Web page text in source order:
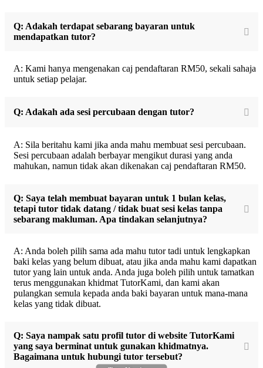
Q: Adakah terdapat sebarang bayaran untuk
mendapatkan tutor?
A: Kami hanya mengenakan caj pendaftaran RM50, sekali sahaja
untuk setiap pelajar.
Q: Adakah ada sesi percubaan dengan tutor?
A: Sila beritahu kami jika anda mahu membuat sesi percubaan.
Sesi percubaan adalah berbayar mengikut durasi yang anda
mahukan, namun tidak akan dikenakan caj pendaftaran RM50.
Q: Saya telah membuat bayaran untuk 1 bulan kelas,
tetapi tutor tidak datang / tidak buat sesi kelas tanpa
sebarang makluman. Apa tindakan selanjutnya?
A: Anda boleh pilih sama ada mahu tutor tadi untuk lengkapkan
baki kelas yang belum dibuat, atau jika anda mahu kami dapatkan
tutor yang lain untuk anda. Anda juga boleh pilih untuk tamatkan
terus menggunakan khidmat TutorKami, dan kami akan
pulangkan semula kepada anda baki bayaran untuk mana-mana
kelas yang tidak dibuat.
Q: Saya nampak satu profil tutor di website TutorKami
yang saya berminat untuk gunakan khidmatnya.
Bagaimana untuk hubungi tutor tersebut?